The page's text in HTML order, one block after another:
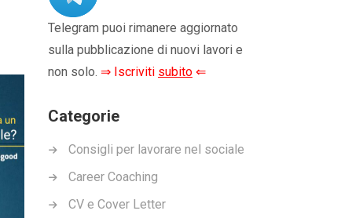
Telegram puoi rimanere aggiornato
sulla pubblicazione di nuovi lavori e
non solo. ⇒ Iscriviti subito ⇐
Categorie
Consigli per lavorare nel sociale
Career Coaching
CV e Cover Letter